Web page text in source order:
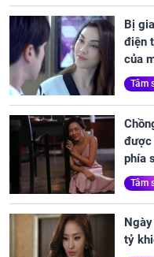
Bị
điện
của
Tâm
được
phía
Tâm
tỷ